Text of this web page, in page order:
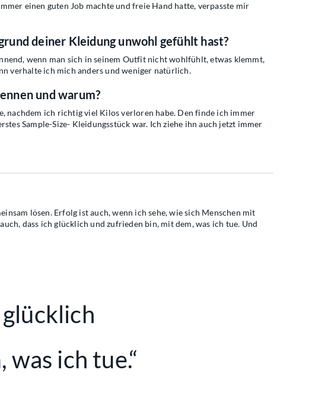
einen guten Job machte und freie Hand hatte, verpasste mir
deiner Kleidung unwohl gefühlt hast?
wenn man sich in seinem Outfit nicht wohlfühlt, etwas klemmt,
verhalte ich mich anders und weniger natürlich.
und warum?
nachdem ich richtig viel Kilos verloren habe. Den finde ich immer
Sample-Size- Kleidungsstück war. Ich ziehe ihn auch jetzt immer
lösen. Erfolg ist auch, wenn ich sehe, wie sich Menschen mit
dass ich glücklich und zufrieden bin, mit dem, was ich tue. Und
glücklich
ich tue.“